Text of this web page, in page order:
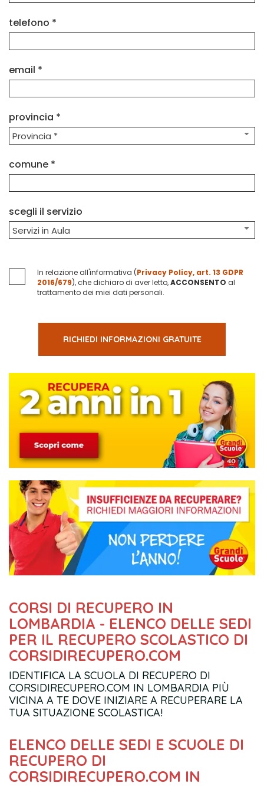
telefono *
email *
provincia *
Provincia *
comune *
scegli il servizio
Servizi in Aula
In relazione all'informativa (Privacy Policy, art. 13 GDPR
2016/679), che dichiaro di aver letto,ACCONSENTO al
trattamento dei miei dati personali.
CORSI DI RECUPERO IN
LOMBARDIA - ELENCO DELLE SEDI
PER IL RECUPERO SCOLASTICO DI
CORSIDIRECUPERO.COM
IDENTIFICA LA SCUOLA DI RECUPERO DI
CORSIDIRECUPERO.COM IN LOMBARDIA PIÙ
VICINA A TE DOVE INIZIARE A RECUPERARE LA
TUA SITUAZIONE SCOLASTICA!
ELENCO DELLE SEDI E SCUOLE DI
RECUPERO DI
CORSIDIRECUPERO.COM IN